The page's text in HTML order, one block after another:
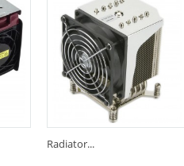
Radiator...